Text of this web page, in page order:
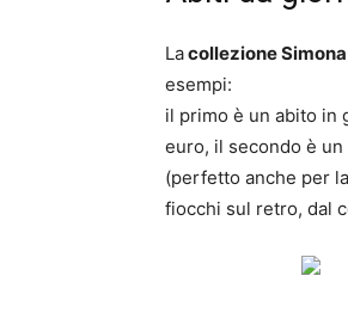
Lacollezione
esempi:
il primo è un abito in
euro, il secondo è un
(perfetto anche per
fiocchi sul retro, dal